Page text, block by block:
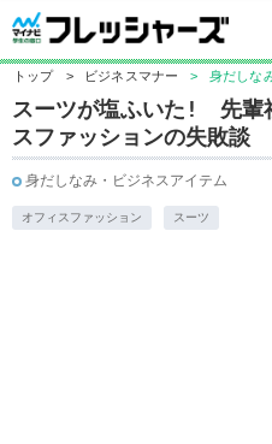
トップ > ビジネスマナー > 身だしな
スーツが塩ふいた! 先輩
スファッションの失敗談
身だしなみ・ビジネスアイテム
オフィスファッション スーツ